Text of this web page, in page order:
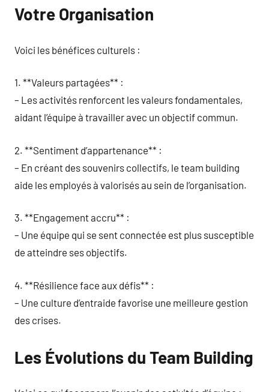
Votre Organisation
Voici les bénéfices culturels :
1. **Valeurs partagées** :
– Les activités renforcent les valeurs fondamentales,
aidant l’équipe à travailler avec un objectif commun.
2. **Sentiment d’appartenance** :
– En créant des souvenirs collectifs, le team building
aide les employés à valorisés au sein de l’organisation.
3. **Engagement accru** :
– Une équipe qui se sent connectée est plus susceptible
de atteindre ses objectifs.
4. **Résilience face aux défis** :
– Une culture d’entraide favorise une meilleure gestion
des crises.
Les Évolutions du Team Building